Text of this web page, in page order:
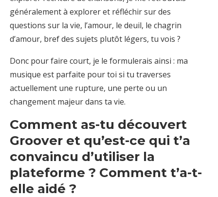
généralement à explorer et réfléchir sur des
questions sur la vie, l’amour, le deuil, le chagrin
d’amour, bref des sujets plutôt légers, tu vois ?
Donc pour faire court, je le formulerais ainsi : ma
musique est parfaite pour toi si tu traverses
actuellement une rupture, une perte ou un
changement majeur dans ta vie.
Comment as-tu découvert
Groover et qu’est-ce qui t’a
convaincu d’utiliser la
plateforme ? Comment t’a-t-
elle aidé ?